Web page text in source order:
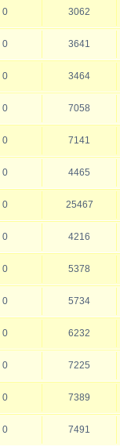
0 3062
0 3641
0 3464
0 7058
0 7141
0 4465
0 25467
0 4216
0 5378
0 5734
0 6232
0 7225
0 7389
0 7491